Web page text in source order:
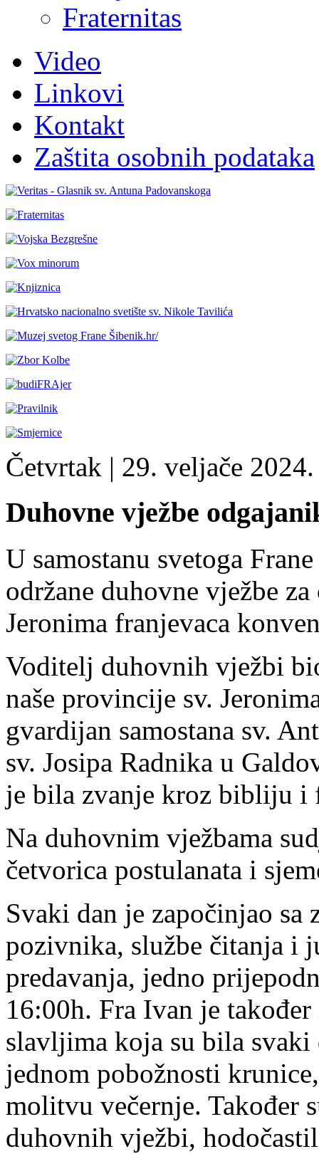
Fraternitas
Video
Linkovi
Kontakt
Zaštita osobnih podataka
Četvrtak | 29. veljače
Duhovne vježbe
U samostanu svetoga
održane duhovne vježbe
Jeronima franjevaca
Voditelj duhovnih vježbi
naše provincije sv.
gvardijan samostana sv.
sv. Josipa Radnika u
je bila zvanje kroz bibliju i
Na duhovnim vježbama
četvorica postulanata i
Svaki dan je započinjao
pozivnika, službe čitanja i
predavanja, jedno
16:00h. Fra Ivan je
slavljima koja su bila svaki
jednom pobožnosti
molitvu večernje. Također
duhovnih vježbi,